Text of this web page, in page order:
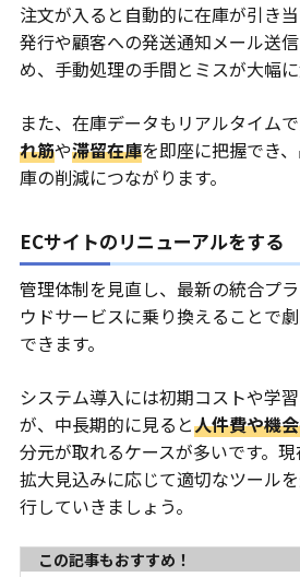
注文が入ると自動的に在庫が引き
発行や顧客への発送通知メール送
め、手動処理の手間とミスが大幅に
また、在庫データもリアルタイム
れ筋や滞留在庫を即座に把握でき
庫の削減につながります。
ECサイトのリニューアルをする
管理体制を見直し、最新の統合プ
ウドサービスに乗り換えることで
できます。
システム導入には初期コストや学
が、中長期的に見ると人件費や機
分元が取れるケースが多いです。
拡大見込みに応じて適切なツール
行していきましょう。
この記事もおすすめ！